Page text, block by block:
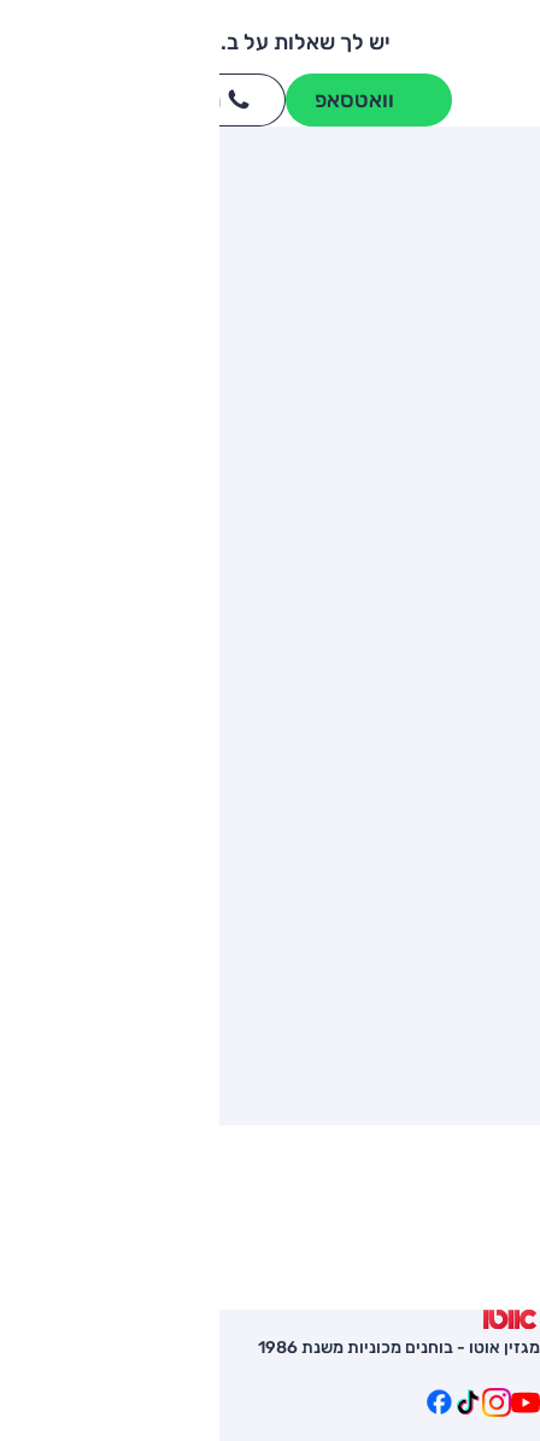
יש לך שאלות על ב.מ.וו i8?
וואטסאפ חייגו
מותגים מתחרים
מגזין אוטו - בוחנים מכוניות משנת 1986